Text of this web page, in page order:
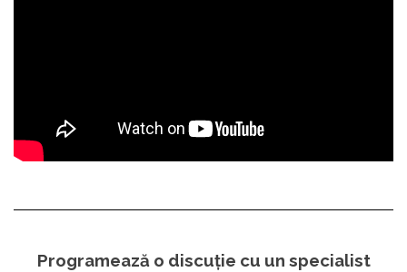
Programează o discuție cu un specialist